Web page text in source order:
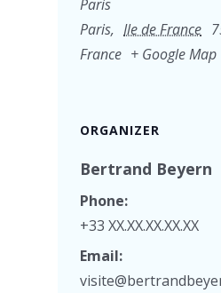
Paris
Paris, Ile de France
France + Google Map
ORGANIZER
Bertrand Beyern
Phone:
+33 XX.XX.XX.XX.XX
Email: